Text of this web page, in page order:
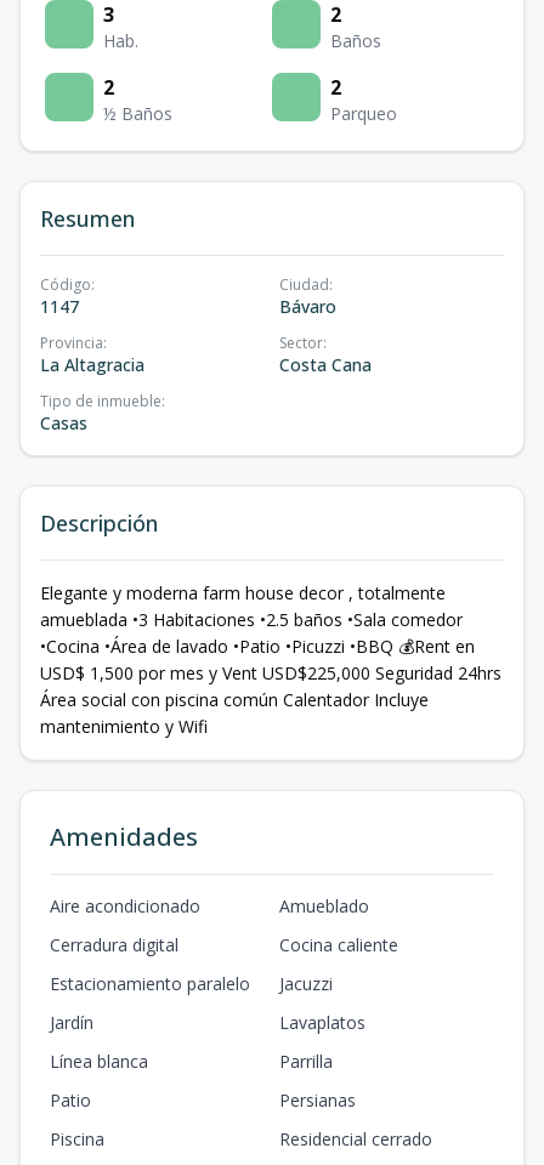
3
Hab.
2
Baños
2
½ Baños
2
Parqueo
Resumen
Código:
1147
Ciudad:
Bávaro
Provincia:
La Altagracia
Sector:
Costa Cana
Tipo de inmueble:
Casas
Descripción
Elegante y moderna farm house decor , totalmente
amueblada •3 Habitaciones •2.5 baños •Sala comedor
•Cocina •Área de lavado •Patio •Picuzzi •BBQ 💰Rent en
USD$ 1,500 por mes y Vent USD$225,000 Seguridad 24hrs
Área social con piscina común Calentador Incluye
mantenimiento y Wifi
Amenidades
Aire acondicionado
Amueblado
Cerradura digital
Cocina caliente
Estacionamiento paralelo
Jacuzzi
Jardín
Lavaplatos
Línea blanca
Parrilla
Patio
Persianas
Piscina
Residencial cerrado